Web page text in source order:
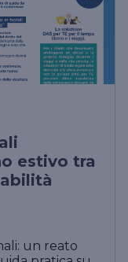
estivo tra
un reato